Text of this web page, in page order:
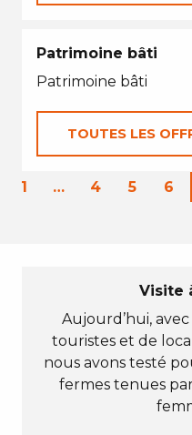
Patrimoine bâti
Patrimoine bâti
TOUTES LES
1 … 4 5 6
Visite
Aujourd’hui,
touristes et de
nous avons testé
fermes tenues